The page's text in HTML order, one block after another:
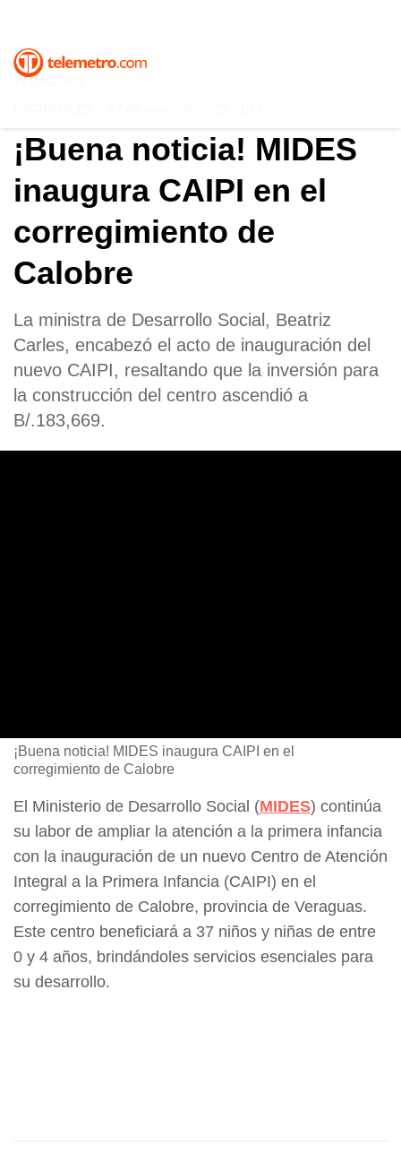
VERAGUAS
¡Buena noticia! MIDES
inaugura CAIPI en el
corregimiento de
Calobre
La ministra de Desarrollo Social, Beatriz
Carles, encabezó el acto de inauguración del
nuevo CAIPI, resaltando que la inversión para
la construcción del centro ascendió a
B/.183,669.
¡Buena noticia! MIDES inaugura CAIPI en el
corregimiento de Calobre
El Ministerio de Desarrollo Social (MIDES) continúa
su labor de ampliar la atención a la primera infancia
con la inauguración de un nuevo Centro de Atención
Integral a la Primera Infancia (CAIPI) en el
corregimiento de Calobre, provincia de Veraguas.
Este centro beneficiará a 37 niños y niñas de entre
0 y 4 años, brindándoles servicios esenciales para
su desarrollo.